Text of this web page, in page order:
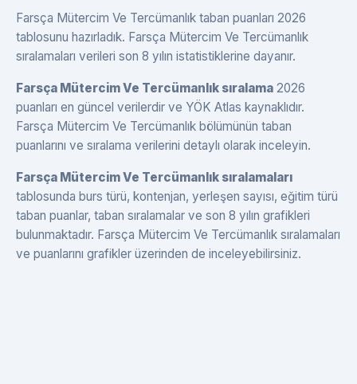
Farsça Mütercim Ve Tercümanlık taban puanları 2026
tablosunu hazırladık. Farsça Mütercim Ve Tercümanlık
sıralamaları verileri son 8 yılın istatistiklerine dayanır.
Farsça Mütercim Ve Tercümanlık sıralama 2026
puanları en güncel verilerdir ve YÖK Atlas kaynaklıdır.
Farsça Mütercim Ve Tercümanlık bölümünün taban
puanlarını ve sıralama verilerini detaylı olarak inceleyin.
Farsça Mütercim Ve Tercümanlık sıralamaları
tablosunda burs türü, kontenjan, yerleşen sayısı, eğitim türü
taban puanlar, taban sıralamalar ve son 8 yılın grafikleri
bulunmaktadır. Farsça Mütercim Ve Tercümanlık sıralamaları
ve puanlarını grafikler üzerinden de inceleyebilirsiniz.